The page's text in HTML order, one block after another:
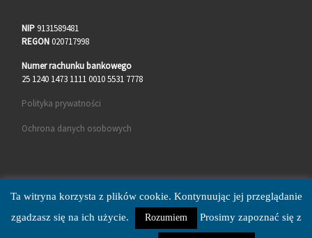
NIP 9131589481
REGON020717998
Numer rachunku bankowego
25 1240 1473 1111 0010 5531 7778
Polityka prywatności
Ochrona danych osobowych
© 2026MUK Malczyce – Wszelkie prawa zastrzeżone
Ta witryna korzysta z plików cookie. Kontynuując jej przeglądanie
zgadzasz się na ich użycie.
Rozumiem Prosimy zapoznać się z